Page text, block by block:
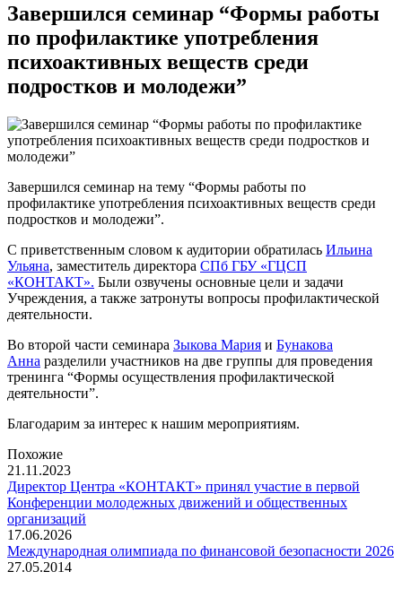
Завершился семинар “Формы работы
по профилактике употребления
психоактивных веществ среди
подростков и молодежи”
Завершился семинар на тему “Формы работы по
профилактике употребления психоактивных веществ среди
подростков и молодежи”.
С приветственным словом к аудитории обратилась Ильина
Ульяна, заместитель директора СПб ГБУ «ГЦСП
«КОНТАКТ». Были озвучены основные цели и задачи
Учреждения, а также затронуты вопросы профилактической
деятельности.
Во второй части семинара Зыкова Мария и Бунакова
Анна разделили участников на две группы для проведения
тренинга “Формы осуществления профилактической
деятельности”.
Благодарим за интерес к нашим мероприятиям.
Похожие
21.11.2023
Директор Центра «КОНТАКТ» принял участие в первой
Конференции молодежных движений и общественных
организаций
17.06.2026
Международная олимпиада по финансовой безопасности 2026
27.05.2014